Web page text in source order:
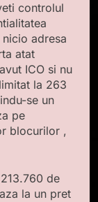
controlul
adresa
atat
ICO si nu
la 263
se un
pe
blocurilor ,
de
la un pret